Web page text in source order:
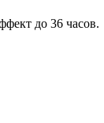
до 36 часов.